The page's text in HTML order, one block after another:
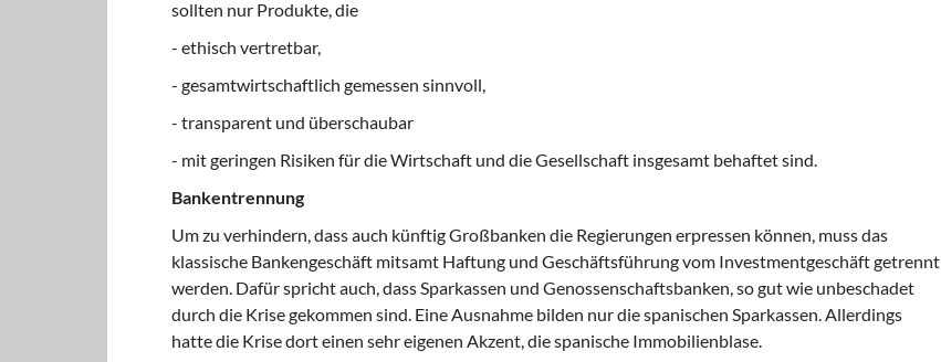
sollten nur Produkte, die
- ethisch vertretbar,
- gesamtwirtschaftlich gemessen sinnvoll,
- transparent und überschaubar
- mit geringen Risiken für die Wirtschaft und die Gesellschaft insgesamt behaftet sind.
Bankentrennung
Um zu verhindern, dass auch künftig Großbanken die Regierungen erpressen können, muss das
klassische Bankengeschäft mitsamt Haftung und Geschäftsführung vom Investmentgeschäft getrennt
werden. Dafür spricht auch, dass Sparkassen und Genossenschaftsbanken, so gut wie unbeschadet
durch die Krise gekommen sind. Eine Ausnahme bilden nur die spanischen Sparkassen. Allerdings
hatte die Krise dort einen sehr eigenen Akzent, die spanische Immobilienblase.